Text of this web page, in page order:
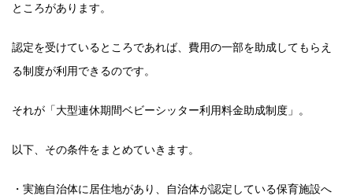
ところがあります。
認定を受けているところであれば、費用の一部を助成してもらえ
る制度が利用できるのです。
それが「大型連休期間ベビーシッター利用料金助成制度」。
以下、その条件をまとめていきます。
・実施自治体に居住地があり、自治体が認定している保育施設へ